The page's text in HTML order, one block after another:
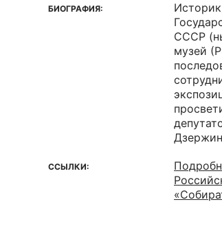
БИОГРАФИЯ:
СССР
музей
ССЫЛКИ: